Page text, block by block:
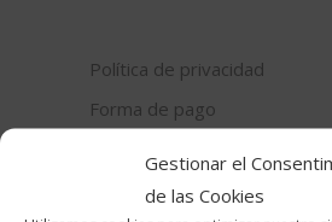
Gestionar el
de las Cookies
Política de privacidad
Forma de pago
Devolución